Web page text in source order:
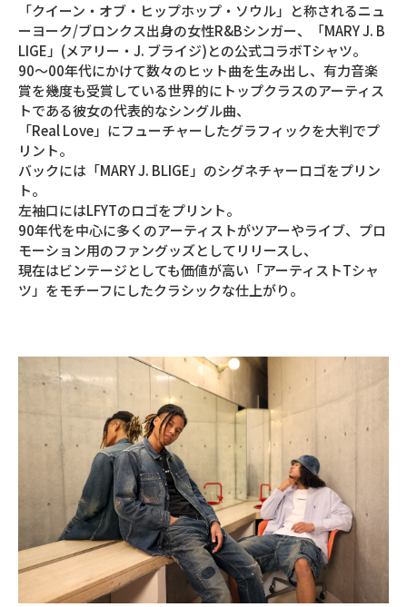
「クイーン・オブ・ヒップホップ・ソウル」と称されるニュ
ーヨーク/ブロンクス出身の女性R&Bシンガー、「MARY J. B
LIGE」(メアリー・J. ブライジ)との公式コラボTシャツ。
90～00年代にかけて数々のヒット曲を生み出し、有力音楽
賞を幾度も受賞している世界的にトップクラスのアーティス
トである彼女の代表的なシングル曲、
「Real Love」にフューチャーしたグラフィックを大判でプ
リント。
バックには「MARY J. BLIGE」のシグネチャーロゴをプリン
ト。
左袖口にはLFYTのロゴをプリント。
90年代を中心に多くのアーティストがツアーやライブ、プロ
モーション用のファングッズとしてリリースし、
現在はビンテージとしても価値が高い「アーティストTシャ
ツ」をモチーフにしたクラシックな仕上がり。